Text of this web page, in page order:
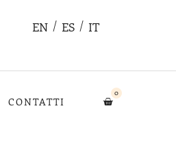
EN ES IT
CONTATTI
0